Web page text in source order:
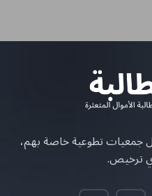
جمعيات تطوعية خاصة بهم،
ترخيص.